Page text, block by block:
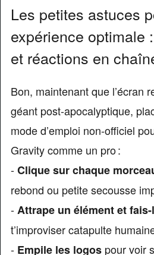
Les petites astuces
expérience optimale
et réactions en
Bon, maintenant que l’écran
géant post-apocalyptique,
mode d’emploi non-officiel
Gravity comme un pro :
-Clique sur chaque
rebond ou petite secousse
-Attrape un élément et
t’improviser catapulte
- Empile les logospour voir